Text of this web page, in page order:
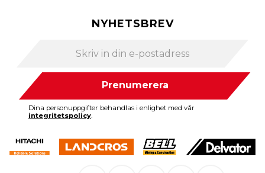
NYHETSBREV
Prenumerera
Dina personuppgifter behandlas i enlighet med vår
integritetspolicy.